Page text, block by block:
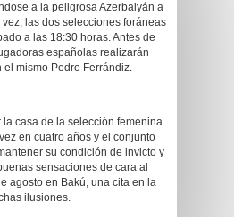
a la peligrosa Azerbaiyán a
vez, las dos selecciones foráneas
a las 18:30 horas. Antes de
españolas realizarán
el mismo Pedro Ferrándiz.
casa de la selección femenina
en cuatro años y el conjunto
su condición de invicto y
sensaciones de cara al
agosto en Bakú, una cita en la
ilusiones.